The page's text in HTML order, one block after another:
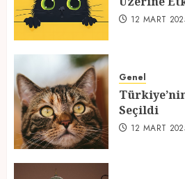
2
3
Seçildi
12 MART
12 MART
Genel
Seçildi
12 MART